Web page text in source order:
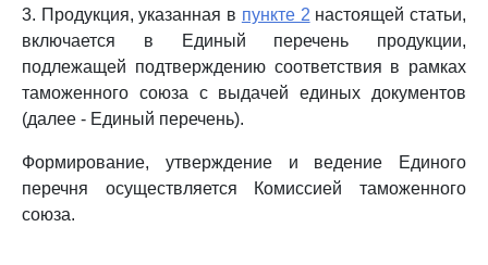
3. Продукция, указанная в пункте 2 настоящей статьи,
включается в Единый перечень продукции,
подлежащей подтверждению соответствия в рамках
таможенного союза с выдачей единых документов
(далее - Единый перечень).
Формирование, утверждение и ведение Единого
перечня осуществляется Комиссией таможенного
союза.